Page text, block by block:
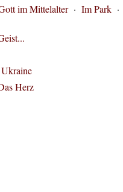
im Mittelalter· Im Park ·
Herz